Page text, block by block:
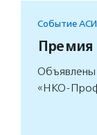
Событие АСИ
Объявлены
«НКО-